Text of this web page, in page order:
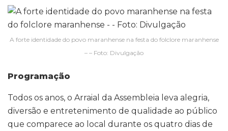
A forte identidade do povo maranhense na festa do folclore maranhense
– – Foto: Divulgação
Programação
Todos os anos, o Arraial da Assembleia leva alegria,
diversão e entretenimento de qualidade ao público
que comparece ao local durante os quatro dias de